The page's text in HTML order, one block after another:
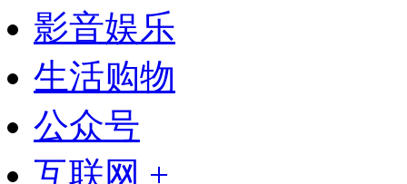
影音娱乐
生活购物
公众号
互联网 +